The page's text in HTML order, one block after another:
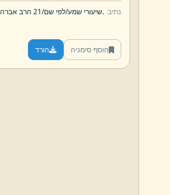
נתיב שיעורי שמע/לפי שם/21 הרב אברהם פנט/
198.
הוסף סימניה הורד